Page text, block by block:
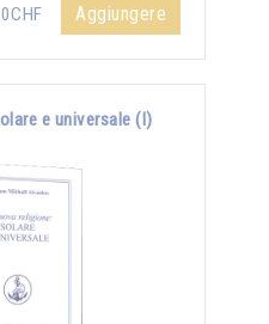
Aggiungere
e universale (I)